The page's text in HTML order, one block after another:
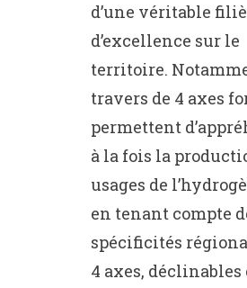
d’une véritable
d’excellence sur le
territoire.
travers de 4 axes
permettent
à la fois la
usages de
en tenant compte
spécificités
4 axes, déclinables